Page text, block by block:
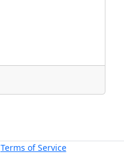
Terms of Service